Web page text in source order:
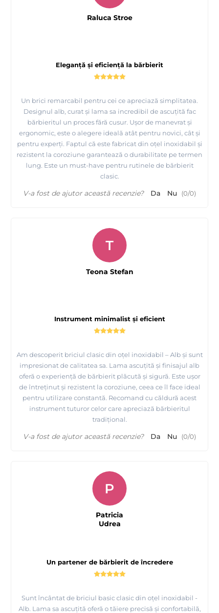
Eleganță și eficiență la bărbierit
Un brici remarcabil pentru cei ce apreciază simplitatea.
Designul alb, curat și lama sa incredibil de ascuțită fac
bărbieritul un proces fără cusur. Ușor de manevrat și
ergonomic, este o alegere ideală atât pentru novici, cât și
pentru experți. Faptul că este fabricat din oțel inoxidabil și
rezistent la coroziune garantează o durabilitate pe termen
lung. Este un must-have pentru rutinele de bărbierit
clasic.
Raluca Stroe
V-a fost de ajutor această recenzie? Da Nu (0/0)
Instrument minimalist și eficient
Am descoperit briciul clasic din oțel inoxidabil – Alb și sunt
impresionat de calitatea sa. Lama ascuțită și finisajul alb
oferă o experiență de bărbierit plăcută și sigură. Este ușor
de întreținut și rezistent la coroziune, ceea ce îl face ideal
pentru utilizare constantă. Recomand cu căldură acest
instrument tuturor celor care apreciază bărbieritul
tradițional.
T
Teona Stefan
V-a fost de ajutor această recenzie? Da Nu (0/0)
Un partener de bărbierit de încredere
Sunt încântat de briciul basic clasic din oțel inoxidabil -
Alb. Lama sa ascuțită oferă o tăiere precisă și confortabilă,
P
Patricia
Udrea